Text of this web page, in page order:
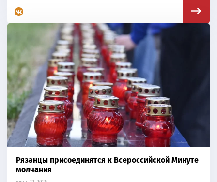
Рязанцы присоединятся к Всероссийской Минуте
молчания